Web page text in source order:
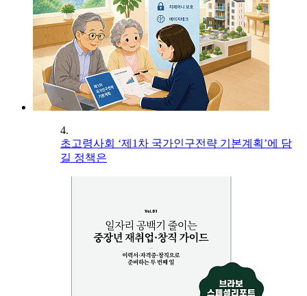
4.
초고령사회 ‘제1차 국가인구전략 기본계획’에 담
길 정책은